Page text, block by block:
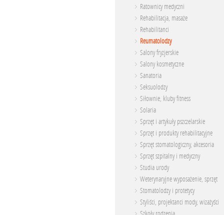
Ratownicy medyczni
Rehabilitacja, masaże
Rehabilitanci
Reumatolodzy
Salony fryzjerskie
Salony kosmetyczne
Sanatoria
Seksuolodzy
Siłownie, kluby fitness
Solaria
Sprzęt i artykuły pszczelarskie
Sprzęt i produkty rehabilitacyjne
Sprzęt stomatologiczny, akcesoria
Sprzęt szpitalny i medyczny
Studia urody
Weterynaryjne wyposażenie, sprzęt
Stomatolodzy i protetycy
Styliści, projektanci mody, wizażyści